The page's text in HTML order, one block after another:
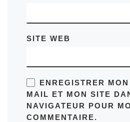
SITE WEB
ENREGISTRER
MAIL ET MON SITE
NAVIGATEUR POUR
COMMENTAIRE.